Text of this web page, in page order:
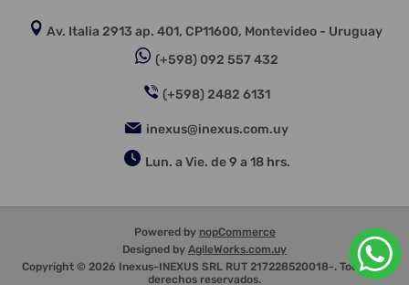
Av. Italia 2913 ap. 401, CP11600, Montevideo - Uruguay
(+598) 092 557 432
(+598) 2482 6131
inexus@inexus.com.uy
Lun. a Vie. de 9 a 18 hrs.
Powered by nopCommerce
Designed by AgileWorks.com.uy
Copyright © 2026 Inexus-INEXUS SRL RUT 217228520018-. Todos los
derechos reservados.